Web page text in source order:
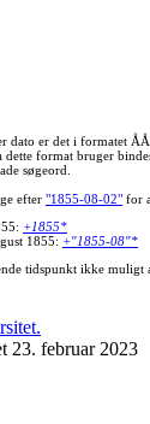
dato er det i formatet
dette format bruger
søgeord.
efter "1855-08-02"for
+1855*
1855: +"1855-08"*
tidspunkt ikke muligt
23. februar 2023